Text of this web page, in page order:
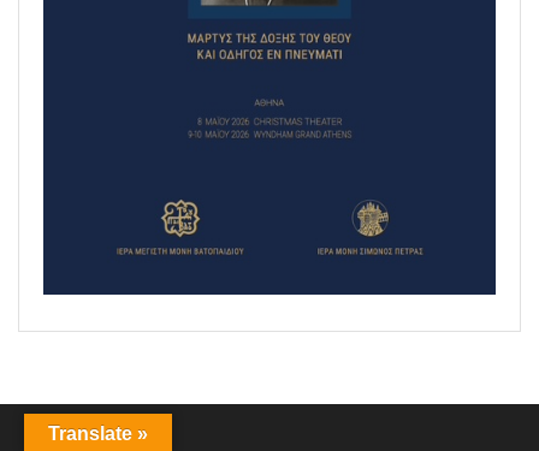
Translate »